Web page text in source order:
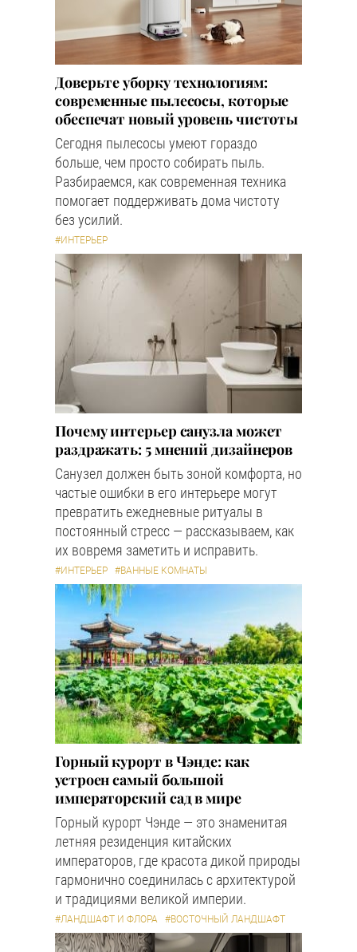
Доверьте уборку технологиям:
современные пылесосы, которые
обеспечат новый уровень чистоты
Сегодня пылесосы умеют гораздо
больше, чем просто собирать пыль.
Разбираемся, как современная техника
помогает поддерживать дома чистоту
без усилий.
#ИНТЕРЬЕР
Почему интерьер санузла может
раздражать: 5 мнений дизайнеров
Санузел должен быть зоной комфорта, но
частые ошибки в его интерьере могут
превратить ежедневные ритуалы в
постоянный стресс — рассказываем, как
их вовремя заметить и исправить.
#ИНТЕРЬЕР #ВАННЫЕ КОМНАТЫ
Горный курорт в Чэнде: как
устроен самый большой
императорский сад в мире
Горный курорт Чэнде — это знаменитая
летняя резиденция китайских
императоров, где красота дикой природы
гармонично соединилась с архитектурой
и традициями великой империи.
#ЛАНДШАФТ И ФЛОРА #ВОСТОЧНЫЙ ЛАНДШАФТ